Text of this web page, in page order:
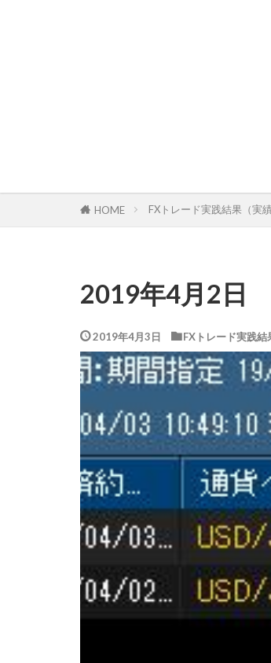
HOME FXトレード実践結果（実
2019年4月2日
2019年4月3日 FXトレード実践結